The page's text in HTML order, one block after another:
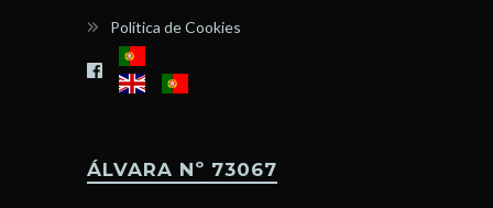
Política de Cookies
ÁLVARA Nº 73067